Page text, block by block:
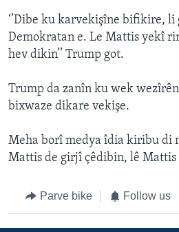
‘’Dibe ku karvekişîne bifikire,
Demokratan e. Le Mattis yekî
hev dikin’’ Trump got.
Trump da zanîn ku wek
bixwaze dikare vekişe.
Meha borî medya îdia kiribu di
Mattis de girjî çêdibin, lê
Parve bike Follow us